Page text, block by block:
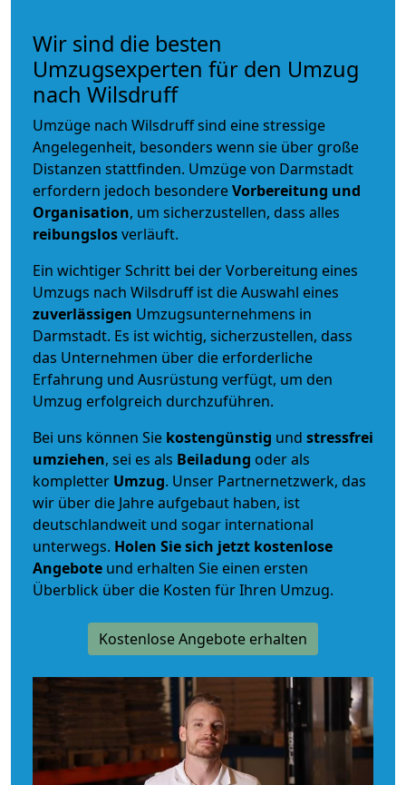
Wir sind die besten
Umzugsexperten für den Umzug
nach Wilsdruff
Umzüge nach Wilsdruff sind eine stressige
Angelegenheit, besonders wenn sie über große
Distanzen stattfinden. Umzüge von Darmstadt
erfordern jedoch besondereVorbereitung und
Organisation, um sicherzustellen, dass alles
reibungslosverläuft.
Ein wichtiger Schritt bei der Vorbereitung eines
Umzugs nach Wilsdruff ist die Auswahl eines
zuverlässigen Umzugsunternehmens in
Darmstadt. Es ist wichtig, sicherzustellen, dass
das Unternehmen über die erforderliche
Erfahrung und Ausrüstung verfügt, um den
Umzug erfolgreich durchzuführen.
Bei uns können Sie kostengünstig und stressfrei
umziehen, sei es als Beiladung oder als
kompletter Umzug. Unser Partnernetzwerk, das
wir über die Jahre aufgebaut haben, ist
deutschlandweit und sogar international
unterwegs. Holen Sie sich jetzt kostenlose
Angebote und erhalten Sie einen ersten
Überblick über die Kosten für Ihren Umzug.
Kostenlose Angebote erhalten